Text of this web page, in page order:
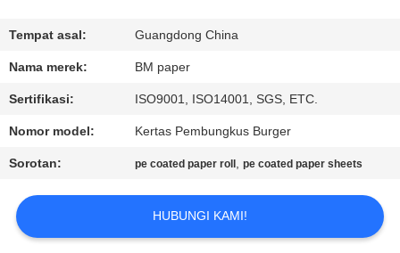
HUBUNGI
KAMI
BERITA
SITEMAP
Tempat asal: Guangdong China
Nama merek: BM paper
Sertifikasi: ISO9001, ISO14001, SGS, ETC.
Nomor model: Kertas Pembungkus Burger
Sorotan: pe coated paper roll ,pe coated paper sheets
HUBUNGI KAMI!